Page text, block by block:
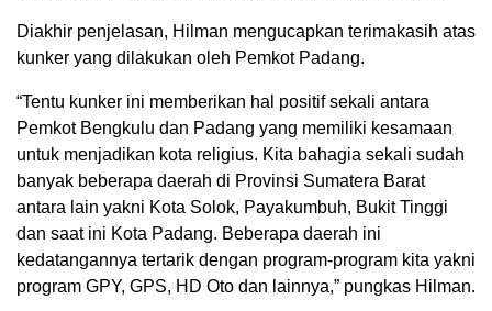
Diakhir penjelasan, Hilman mengucapkan terimakasih atas
kunker yang dilakukan oleh Pemkot Padang.
“Tentu kunker ini memberikan hal positif sekali antara
Pemkot Bengkulu dan Padang yang memiliki kesamaan
untuk menjadikan kota religius. Kita bahagia sekali sudah
banyak beberapa daerah di Provinsi Sumatera Barat
antara lain yakni Kota Solok, Payakumbuh, Bukit Tinggi
dan saat ini Kota Padang. Beberapa daerah ini
kedatangannya tertarik dengan program-program kita yakni
program GPY, GPS, HD Oto dan lainnya,” pungkas Hilman.